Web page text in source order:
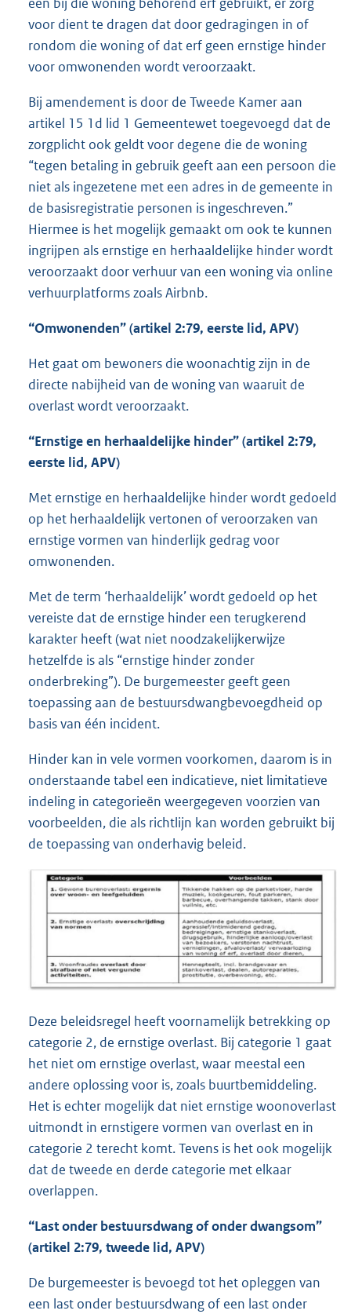
voor dient te dragen dat door gedragingen in of
rondom die woning of dat erf geen ernstige hinder
voor omwonenden wordt veroorzaakt.
Bij amendement is door de Tweede Kamer aan
artikel 15 1d lid 1 Gemeentewet toegevoegd dat de
zorgplicht ook geldt voor degene die de woning
“tegen betaling in gebruik geeft aan een persoon die
niet als ingezetene met een adres in de gemeente in
de basisregistratie personen is ingeschreven.”
Hiermee is het mogelijk gemaakt om ook te kunnen
ingrijpen als ernstige en herhaaldelijke hinder wordt
veroorzaakt door verhuur van een woning via online
verhuurplatforms zoals Airbnb.
“Omwonenden” (artikel 2:79, eerste lid, APV)
Het gaat om bewoners die woonachtig zijn in de
directe nabijheid van de woning van waaruit de
overlast wordt veroorzaakt.
“Ernstige en herhaaldelijke hinder” (artikel 2:79,
eerste lid, APV)
Met ernstige en herhaaldelijke hinder wordt gedoeld
op het herhaaldelijk vertonen of veroorzaken van
ernstige vormen van hinderlijk gedrag voor
omwonenden.
Met de term ‘herhaaldelijk’ wordt gedoeld op het
vereiste dat de ernstige hinder een terugkerend
karakter heeft (wat niet noodzakelijkerwijze
hetzelfde is als “ernstige hinder zonder
onderbreking”). De burgemeester geeft geen
toepassing aan de bestuursdwangbevoegdheid op
basis van één incident.
Hinder kan in vele vormen voorkomen, daarom is in
onderstaande tabel een indicatieve, niet limitatieve
indeling in categorieën weergegeven voorzien van
voorbeelden, die als richtlijn kan worden gebruikt bij
de toepassing van onderhavig beleid.
Deze beleidsregel heeft voornamelijk betrekking op
categorie 2, de ernstige overlast. Bij categorie 1 gaat
het niet om ernstige overlast, waar meestal een
andere oplossing voor is, zoals buurtbemiddeling.
Het is echter mogelijk dat niet ernstige woonoverlast
uitmondt in ernstigere vormen van overlast en in
categorie 2 terecht komt. Tevens is het ook mogelijk
dat de tweede en derde categorie met elkaar
overlappen.
“Last onder bestuursdwang of onder dwangsom”
(artikel 2:79, tweede lid, APV)
De burgemeester is bevoegd tot het opleggen van
een last onder bestuursdwang of een last onder